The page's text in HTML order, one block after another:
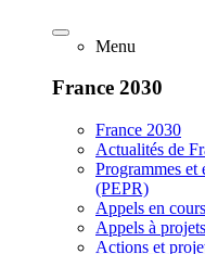
Menu
France 2030
France 2030
Actualités de
Programmes et
(PEPR)
Appels en cours
Appels à
Actions et